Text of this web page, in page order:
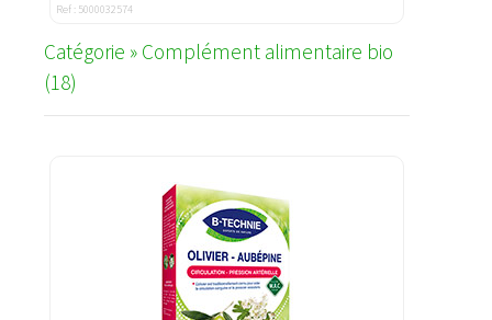
Ref : 5000032574
Catégorie » Complément alimentaire bio
(18)